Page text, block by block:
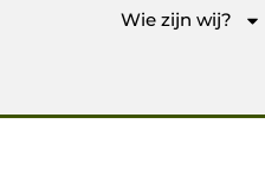
Wie zijn wij?